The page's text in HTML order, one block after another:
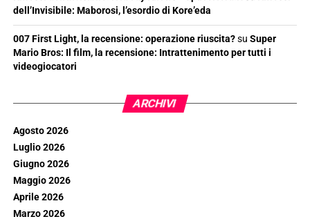
dell’Invisibile: Maborosi, l’esordio di Kore’eda
007 First Light, la recensione: operazione riuscita?su Super
Mario Bros: Il film, la recensione: Intrattenimento per tutti i
videogiocatori
ARCHIVI
Agosto 2026
Luglio 2026
Giugno 2026
Maggio 2026
Aprile 2026
Marzo 2026